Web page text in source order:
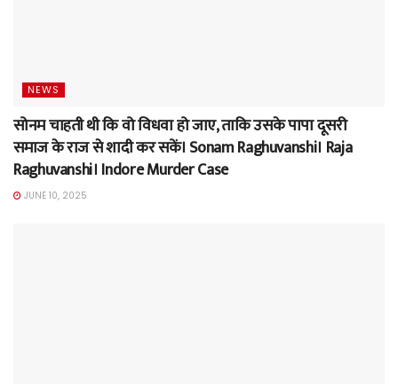
NEWS
सोनम चाहती थी कि वो विधवा हो जाए, ताकि उसके पापा दूसरी
समाज के राज से शादी कर सकें। Sonam Raghuvanshi। Raja
Raghuvanshi। Indore Murder Case
JUNE 10, 2025